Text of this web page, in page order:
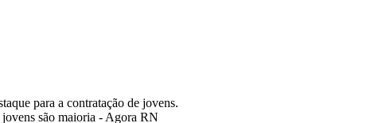
para a contratação de jovens.